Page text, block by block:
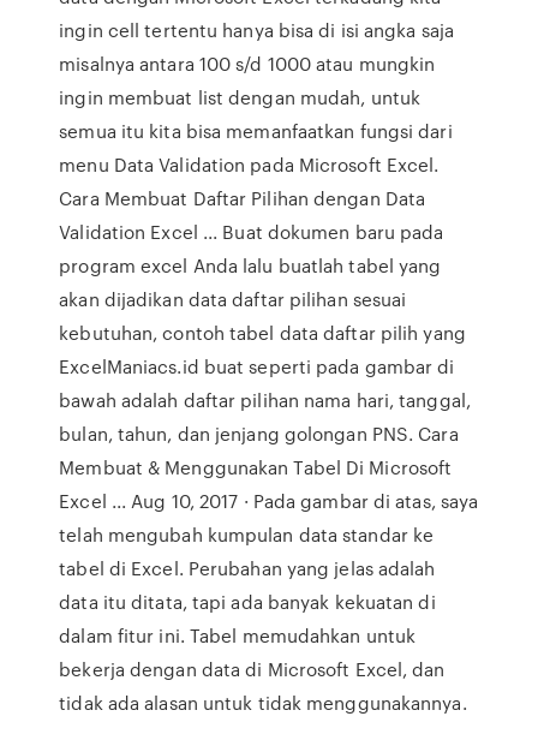
ingin cell tertentu hanya bisa di isi angka saja
misalnya antara 100 s/d 1000 atau mungkin
ingin membuat list dengan mudah, untuk
semua itu kita bisa memanfaatkan fungsi dari
menu Data Validation pada Microsoft Excel.
Cara Membuat Daftar Pilihan dengan Data
Validation Excel ... Buat dokumen baru pada
program excel Anda lalu buatlah tabel yang
akan dijadikan data daftar pilihan sesuai
kebutuhan, contoh tabel data daftar pilih yang
ExcelManiacs.id buat seperti pada gambar di
bawah adalah daftar pilihan nama hari, tanggal,
bulan, tahun, dan jenjang golongan PNS. Cara
Membuat & Menggunakan Tabel Di Microsoft
Excel ... Aug 10, 2017 · Pada gambar di atas, saya
telah mengubah kumpulan data standar ke
tabel di Excel. Perubahan yang jelas adalah
data itu ditata, tapi ada banyak kekuatan di
dalam fitur ini. Tabel memudahkan untuk
bekerja dengan data di Microsoft Excel, dan
tidak ada alasan untuk tidak menggunakannya.